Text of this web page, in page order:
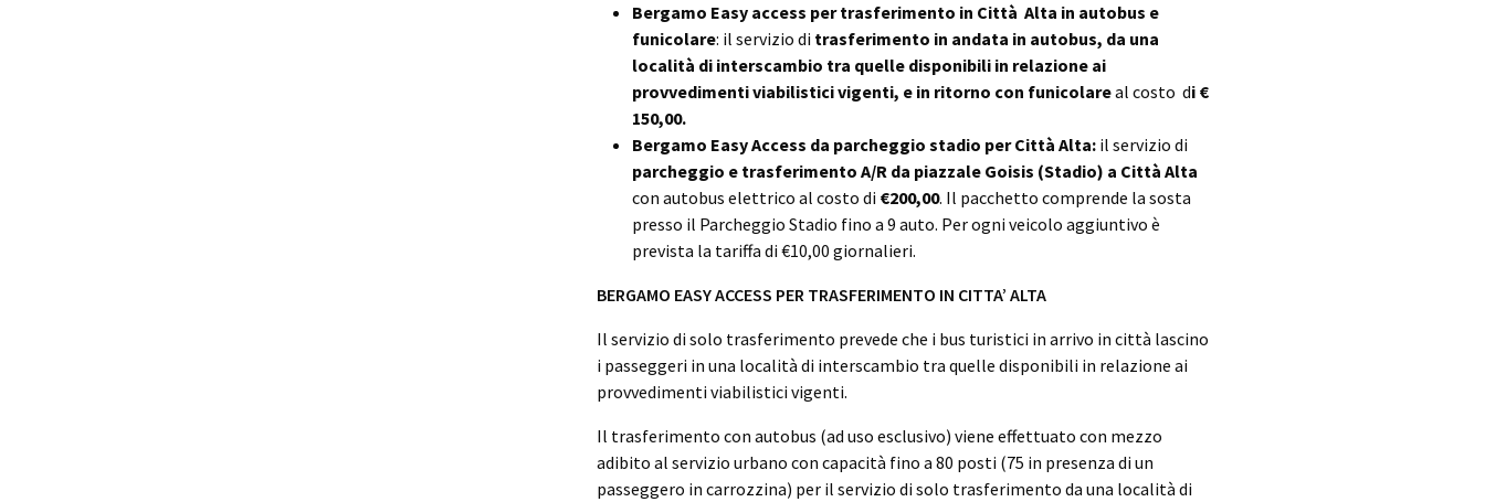
Bergamo Easy access per trasferimento in Città Alta in autobus e
funicolare: il servizio di trasferimento in andata in autobus, da una
località di interscambio tra quelle disponibili in relazione ai
provvedimenti viabilistici vigenti, e in ritorno con funicolareal costo di €
150,00.
Bergamo Easy Access da parcheggio stadio per Città Alta:il servizio di
parcheggio e trasferimento A/R da piazzale Goisis (Stadio) a Città Alta
con autobus elettrico al costo di €200,00. Il pacchetto comprende la sosta
presso il Parcheggio Stadio fino a 9 auto. Per ogni veicolo aggiuntivo è
prevista la tariffa di €10,00 giornalieri.
BERGAMO EASY ACCESS PER TRASFERIMENTO IN CITTA’ ALTA
Il servizio di solo trasferimento prevede che i bus turistici in arrivo in città lascino
i passeggeri in una località di interscambio tra quelle disponibili in relazione ai
provvedimenti viabilistici vigenti.
Il trasferimento con autobus (ad uso esclusivo) viene effettuato con mezzo
adibito al servizio urbano con capacità fino a 80 posti (75 in presenza di un
passeggero in carrozzina) per il servizio di solo trasferimento da una località di